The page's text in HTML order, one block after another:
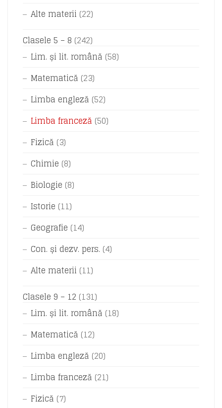
Alte materii (22)
Clasele 5 – 8 (242)
Lim. și lit. română (58)
Matematică (23)
Limba engleză (52)
Limba franceză (50)
Fizică (3)
Chimie (8)
Biologie (8)
Istorie (11)
Geografie (14)
Con. și dezv. pers. (4)
Alte materii (11)
Clasele 9 – 12 (131)
Lim. și lit. română (18)
Matematică (12)
Limba engleză (20)
Limba franceză (21)
Fizică (7)